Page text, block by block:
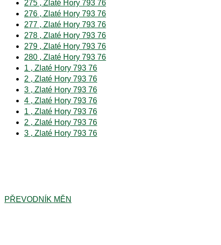
275 , Zlaté Hory 793 76
276 , Zlaté Hory 793 76
277 , Zlaté Hory 793 76
278 , Zlaté Hory 793 76
279 , Zlaté Hory 793 76
280 , Zlaté Hory 793 76
1 , Zlaté Hory 793 76
2 , Zlaté Hory 793 76
3 , Zlaté Hory 793 76
4 , Zlaté Hory 793 76
1 , Zlaté Hory 793 76
2 , Zlaté Hory 793 76
3 , Zlaté Hory 793 76
PŘEVODNÍK MĚN